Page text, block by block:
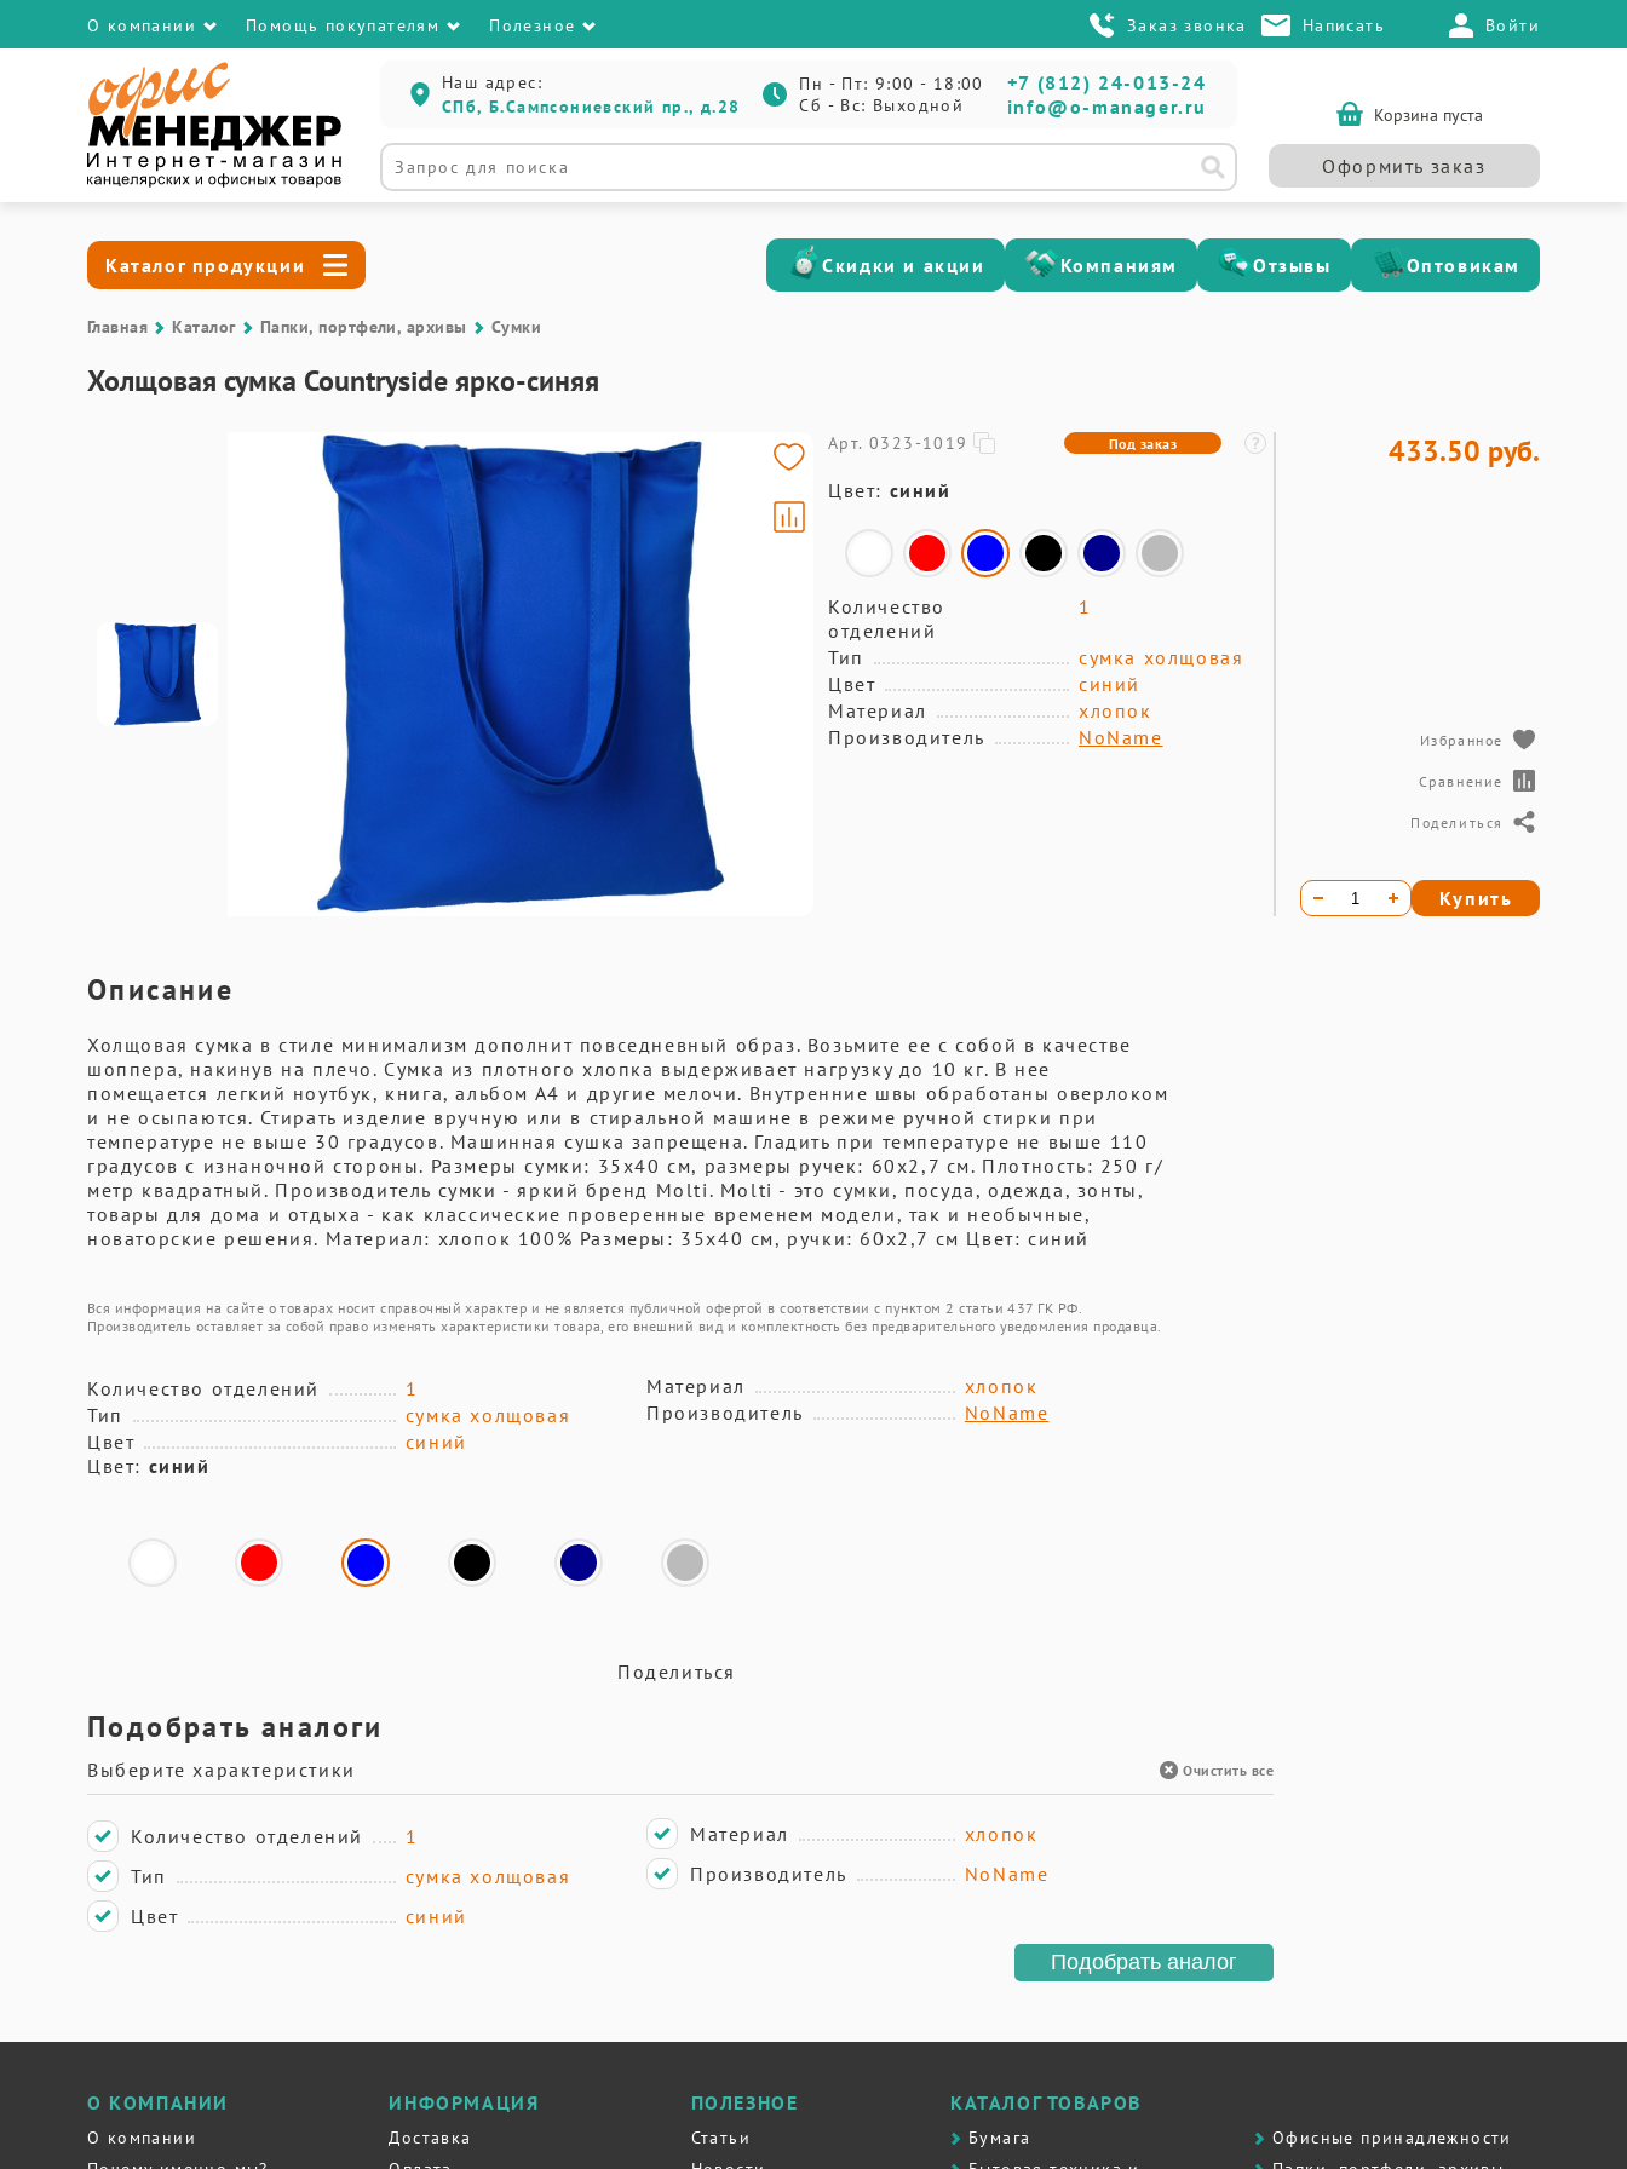
О компании Помощь покупателям Полезное Заказ звонка Написать Войти
Наш адрес:
СПб, Б.Сампсониевский пр., д.28
Пн - Пт: 9:00 - 18:00
Сб - Вс: Выходной
+7 (812) 24-013-24
info@o-manager.ru
Корзина пуста
Оформить заказ
Каталог продукции Скидки и акции Компаниям Отзывы Оптовикам
Главная Каталог Папки, портфели, архивы Сумки
Холщовая сумка Countryside ярко-синяя
Арт. 0323-1019 Под заказ
Цвет: синий
Количество
отделений
1
Тип
сумка холщовая
Цвет
синий
Материал
хлопок
Производитель
NoName
Описание
Холщовая сумка в стиле минимализм дополнит повседневный образ. Возьмите ее с собой в качестве
шоппера, накинув на плечо. Сумка из плотного хлопка выдерживает нагрузку до 10 кг. В нее
помещается легкий ноутбук, книга, альбом А4 и другие мелочи. Внутренние швы обработаны оверлоком
и не осыпаются. Стирать изделие вручную или в стиральной машине в режиме ручной стирки при
температуре не выше 30 градусов. Машинная сушка запрещена. Гладить при температуре не выше 110
градусов с изнаночной стороны. Размеры сумки: 35х40 см, размеры ручек: 60х2,7 см. Плотность: 250 г/
метр квадратный. Производитель сумки - яркий бренд Molti. Molti - это сумки, посуда, одежда, зонты,
товары для дома и отдыха - как классические проверенные временем модели, так и необычные,
новаторские решения. Материал: хлопок 100% Размеры: 35х40 см, ручки: 60х2,7 см Цвет: синий
Вся информация на сайте о товарах носит справочный характер и не является публичной офертой в соответствии с пунктом 2 статьи 437 ГК РФ.
Производитель оставляет за собой право изменять характеристики товара, его внешний вид и комплектность без предварительного уведомления продавца.
Количество отделений
1
Тип
сумка холщовая
Цвет
синий
Материал
хлопок
Производитель
NoName
Цвет: синий
Поделиться
Подобрать аналоги
Выберите характеристики Очистить все
Количество отделений
1
Тип
сумка холщовая
Цвет
синий
Материал
хлопок
Производитель
NoName
Подобрать аналог
433.50 руб.
Избранное
Сравнение
Поделиться
Купить
О КОМПАНИИ
О компании
ИНФОРМАЦИЯ
Доставка
ПОЛЕЗНОЕ
Статьи
КАТАЛОГ ТОВАРОВ
Бумага
Офисные принадлежности